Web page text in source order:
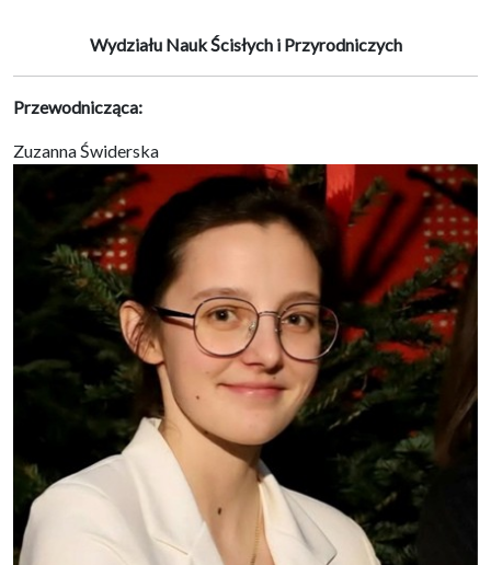
Wydziału Nauk Ścisłych i Przyrodniczych
Przewodnicząca:
Zuzanna Świderska